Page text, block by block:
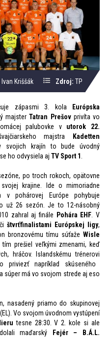
Ivan Kriššák Zdroj: TP
zápasmi 3. kola
Európska
majsterTatran Prešov privíta vo
palubovke v utorok 22.
majstra
Kadetten
svojich krajín to bude úvodný
ho odvysiela aj TV Sport 1.
po troch rokoch, opätovne
krajine. Ide o mimoriadne
v pohárovej Európe pohybuje
už 26 sezón. Je to 12-násobný
zahral aj finále
Pohára EHF. V
štvrťfinalistami Európskej ligy,
bronzovému tímu súťaže Wisle
prešiel veľkými zmenami, keď
hráčov. Islandskému trénerovi
priviezť napríklad skúseného
a súper má vo svojom strede aj eso
nasadený priamo do skupinovej
(EL). Vo svojom úvodnom vystúpení
tesne 28:30. V 2. kole si ale
maďarský
Fejér – B.Á.L.